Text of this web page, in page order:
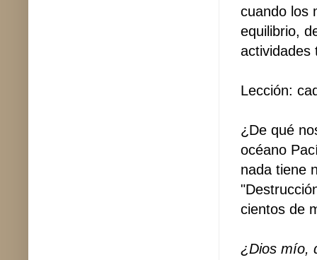
cuando los
equilibrio,
actividades
Lección:
¿De qué
océano
nada tiene
cientos de
¿Dios mío,